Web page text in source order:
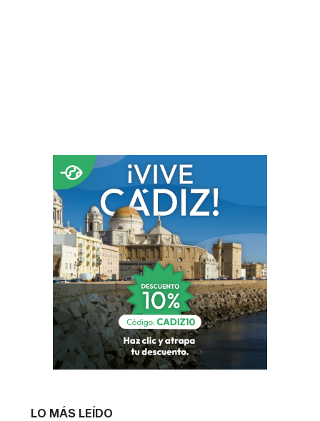
LO MÁS LEÍDO